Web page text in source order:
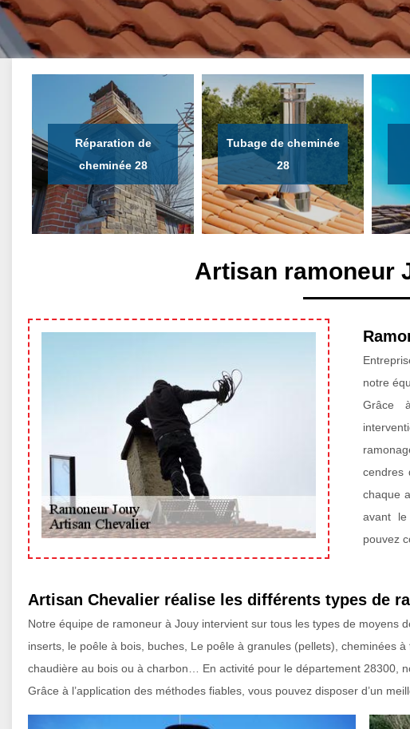
Réparation de
cheminée 28
Tubage de cheminée
28
Artisan ramoneur
notre
Grâce
cendres
chaque
avant le
pouvez
Artisan Chevalier réalise les différents types de
Notre équipe de ramoneur à Jouy intervient sur tous les types de moyens
inserts, le poêle à bois, buches, Le poêle à granules (pellets), cheminées
chaudière au bois ou à charbon… En activité pour le département 28300,
Grâce à l’application des méthodes fiables, vous pouvez disposer d’un